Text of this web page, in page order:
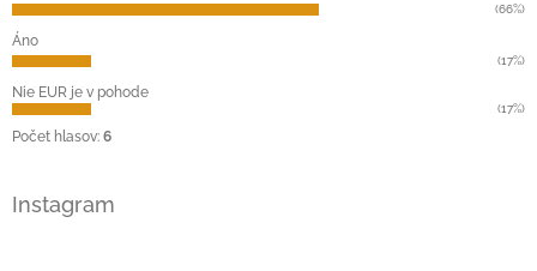
e
(66%)
Áno
(17%)
Nie EUR je v pohode
(17%)
Počet hlasov: 6
Instagram